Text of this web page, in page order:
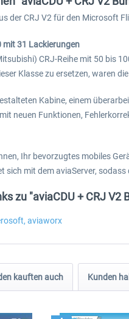
der CRJ V2 für den Microsoft
31 Lackierungen
CRJ-Reihe mit 50 bis
Klasse zu ersetzen, waren
Kabine, einem
neuen Funktionen,
Ihr bevorzugtes mobiles
sich mit dem aviaServer,
zu "aviaCDU + CRJ V2
aviaworx
kauften auch Kunden